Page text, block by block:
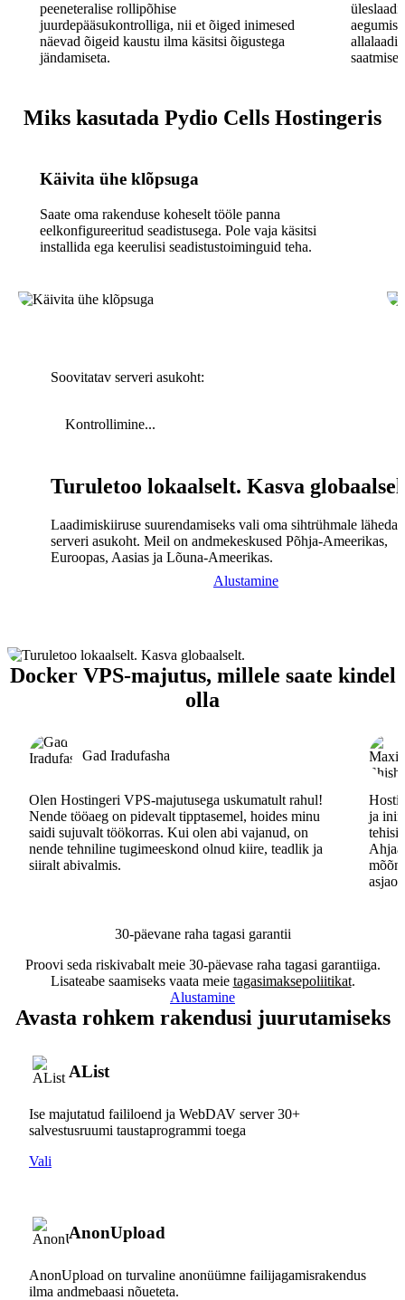
peeneteralise rollipõhise
juurdepääsukontrolliga, nii et õiged inimesed
näevad õigeid kaustu ilma käsitsi õigustega
jändamiseta.
Miks kasutada Pydio Cells Hostingeris
Käivita ühe klõpsuga
Saate oma rakenduse koheselt tööle panna
eelkonfigureeritud seadistusega. Pole vaja käsitsi
installida ega keerulisi seadistustoiminguid teha.
Soovitatav serveri asukoht:
Kontrollimine...
Turuletoo lokaalselt. Kasva
Laadimiskiiruse suurendamiseks vali oma sihtrühmale lähedal
serveri asukoht. Meil on andmekeskused Põhja-Ameerikas,
Euroopas, Aasias ja Lõuna-Ameerikas.
Alustamine
Docker VPS-majutus, millele saate kindel
olla
Gad Iradufasha
Olen Hostingeri VPS-majutusega uskumatult rahul!
Nende tööaeg on pidevalt tipptasemel, hoides minu
saidi sujuvalt töökorras. Kui olen abi vajanud, on
nende tehniline tugimeeskond olnud kiire, teadlik ja
siiralt abivalmis.
ja
30-päevane raha tagasi garantii
Proovi seda riskivabalt meie 30-päevase raha tagasi garantiiga.
Lisateabe saamiseks vaata meie tagasimaksepoliitikat.
Alustamine
Avasta rohkem rakendusi juurutamiseks
AList
Ise majutatud faililoend ja WebDAV server 30+
salvestusruumi taustaprogrammi toega
Vali
AnonUpload
AnonUpload on turvaline anonüümne failijagamisrakendus
ilma andmebaasi nõueteta.